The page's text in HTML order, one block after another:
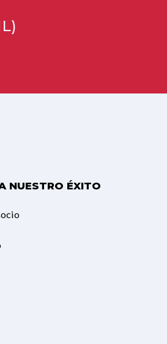
NUESTRO ÉXITO